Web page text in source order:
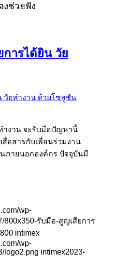
งช่วยฟัง
ารได้ยิน วัย
ำงาน จะรับมือปัญหานี้
สื่อสารกับเพื่อนร่วมงาน
ภายนอกองค์กร ปัจจุบันมี
wp-
800x350-รับมือ-สูญเสียการ
800 intimex
wp-
logo2.png intimex2023-